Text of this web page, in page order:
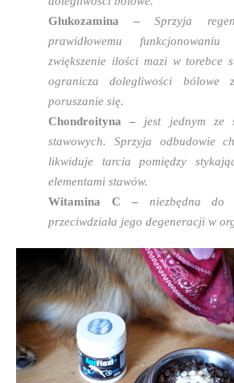
Glukozamina – Sprzyja
prawidłowemu
zwiększenie ilości mazi w torebce
ogranicza dolegliwości bólowe
poruszanie się.
Chondroityna – jest jednym ze
stawowych. Sprzyja odbudowie
likwiduje tarcia pomiędzy
elementami stawów.
Witamina C –niezbędna do
przeciwdziała jego degeneracji w